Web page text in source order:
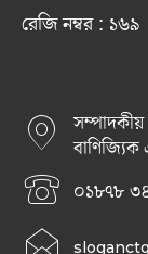
রেজি নম্বর : ১৬৯
বাণিজ্যিক
০১৮৭৮